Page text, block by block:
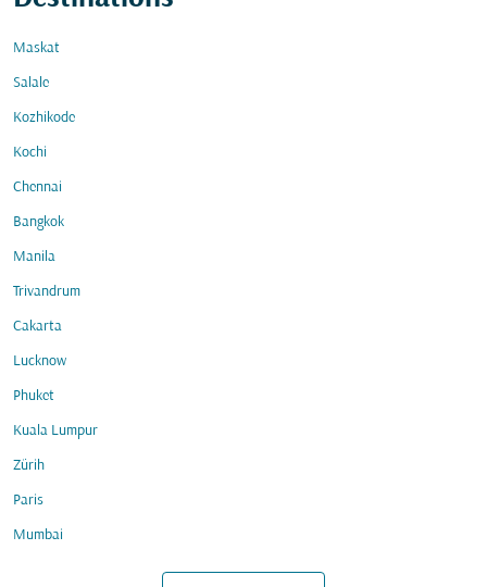
Maskat
Salale
Kozhikode
Kochi
Chennai
Bangkok
Manila
Trivandrum
Cakarta
Lucknow
Phuket
Kuala Lumpur
Zürih
Paris
Mumbai